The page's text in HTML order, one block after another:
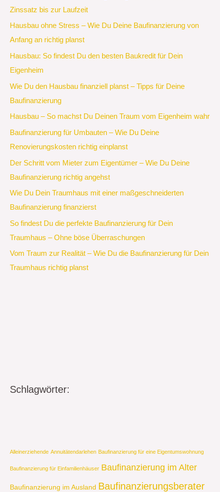
Zinssatz bis zur Laufzeit
Hausbau ohne Stress – Wie Du Deine Baufinanzierung von
Anfang an richtig planst
Hausbau: So findest Du den besten Baukredit für Dein
Eigenheim
Wie Du den Hausbau finanziell planst – Tipps für Deine
Baufinanzierung
Hausbau – So machst Du Deinen Traum vom Eigenheim wahr
Baufinanzierung für Umbauten – Wie Du Deine
Renovierungskosten richtig einplanst
Der Schritt vom Mieter zum Eigentümer – Wie Du Deine
Baufinanzierung richtig angehst
Wie Du Dein Traumhaus mit einer maßgeschneiderten
Baufinanzierung finanzierst
So findest Du die perfekte Baufinanzierung für Dein
Traumhaus – Ohne böse Überraschungen
Vom Traum zur Realität – Wie Du die Baufinanzierung für Dein
Traumhaus richtig planst
Schlagwörter:
Alleinerziehende Annuitätendarlehen Baufinanzierung für eine Eigentumswohnung
Baufinanzierung für Einfamilienhäuser Baufinanzierung im Alter
Baufinanzierung im Ausland Baufinanzierungsberater